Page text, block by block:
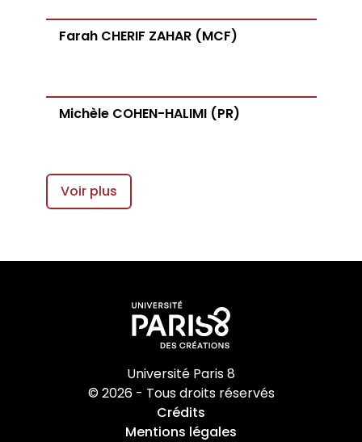
Farah CHERIF ZAHAR (MCF)
Michèle COHEN-HALIMI (PR)
Voir plus
Université Paris 8
© 2026 - Tous droits réservés
Crédits
Mentions légales